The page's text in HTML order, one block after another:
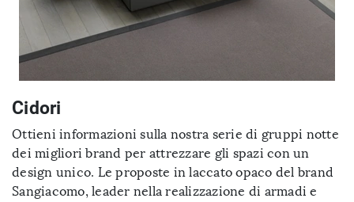
Cidori
Ottieni informazioni sulla nostra serie di gruppi notte
dei migliori brand per attrezzare gli spazi con un
design unico. Le proposte in laccato opaco del brand
Sangiacomo, leader nella realizzazione di armadi e